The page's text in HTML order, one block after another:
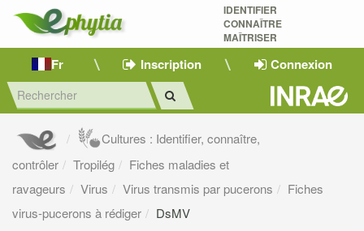
IDENTIFIER
CONNAÎTRE
MAÎTRISER
Fr Inscription Connexion
Cultures : Identifier, connaître,
contrôler
Tropilég
Fiches maladies et
ravageurs
Virus Virus transmis par pucerons
Fiches
virus-pucerons à rédiger
DsMV